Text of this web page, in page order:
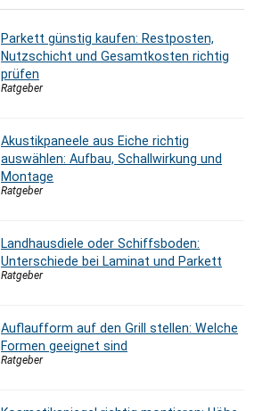
Parkett günstig kaufen: Restposten,
Nutzschicht und Gesamtkosten richtig
prüfen
Ratgeber
Akustikpaneele aus Eiche richtig
auswählen: Aufbau, Schallwirkung und
Montage
Ratgeber
Landhausdiele oder Schiffsboden:
Unterschiede bei Laminat und Parkett
Ratgeber
Auflaufform auf den Grill stellen: Welche
Formen geeignet sind
Ratgeber